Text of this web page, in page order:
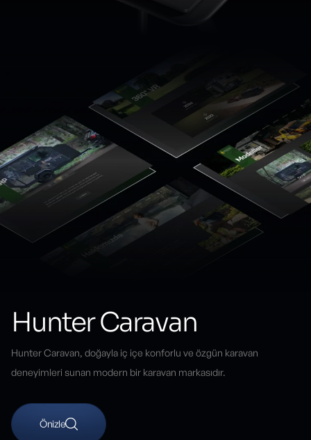
Hunter Caravan
Hunter Caravan, doğayla iç içe konforlu ve özgün karavan
deneyimleri sunan modern bir karavan markasıdır.
Önizle